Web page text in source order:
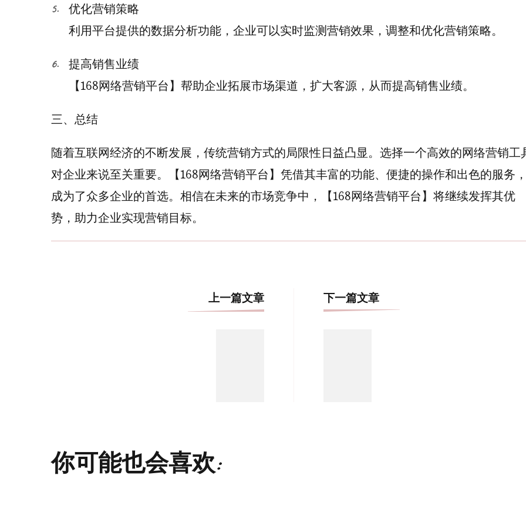
优化营销策略
利用平台提供的数据分析功能，企业可以实时监测营销效果，调整和优化营销策略。
提高销售业绩
【168网络营销平台】帮助企业拓展市场渠道，扩大客源，从而提高销售业绩。
三、总结
随着互联网经济的不断发展，传统营销方式的局限性日益凸显。选择一个高效的网络营销工
对企业来说至关重要。【168网络营销平台】凭借其丰富的功能、便捷的操作和出色的服务
成为了众多企业的首选。相信在未来的市场竞争中，【168网络营销平台】将继续发挥其优
势，助力企业实现营销目标。
上一篇文章 下一篇文章
你可能也会喜欢: